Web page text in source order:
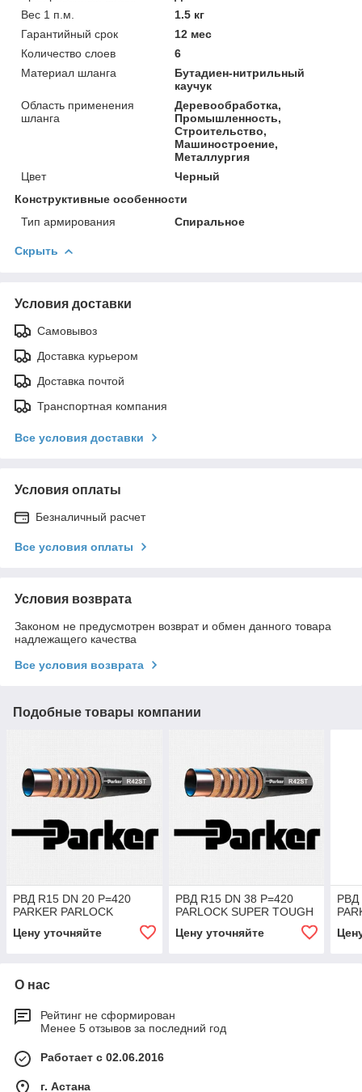
Вес 1 п.м.
1.5 кг
Гарантийный срок
12 мес
Количество слоев
6
Материал шланга
Бутадиен-нитрильный
каучук
Область применения
шланга
Деревообработка,
Промышленность,
Строительство,
Машиностроение,
Металлургия
Цвет
Черный
Конструктивные особенности
Тип армирования
Спиральное
Скрыть
Условия доставки
Самовывоз
Доставка курьером
Доставка почтой
Транспортная компания
Все условия доставки
Условия оплаты
Безналичный расчет
Все условия оплаты
Условия возврата
Законом не предусмотрен возврат и обмен данного товара
надлежащего качества
Все условия возврата
Подобные товары компании
РВД R15 DN 20 P=420
PARKER PARLOCK
Цену уточняйте
РВД R15 DN 38 P=420
PARLOCK SUPER TOUGH
Цену уточняйте
РВД
О нас
Рейтинг не сформирован
Менее 5 отзывов за последний год
Работает с 02.06.2016
г. Астана